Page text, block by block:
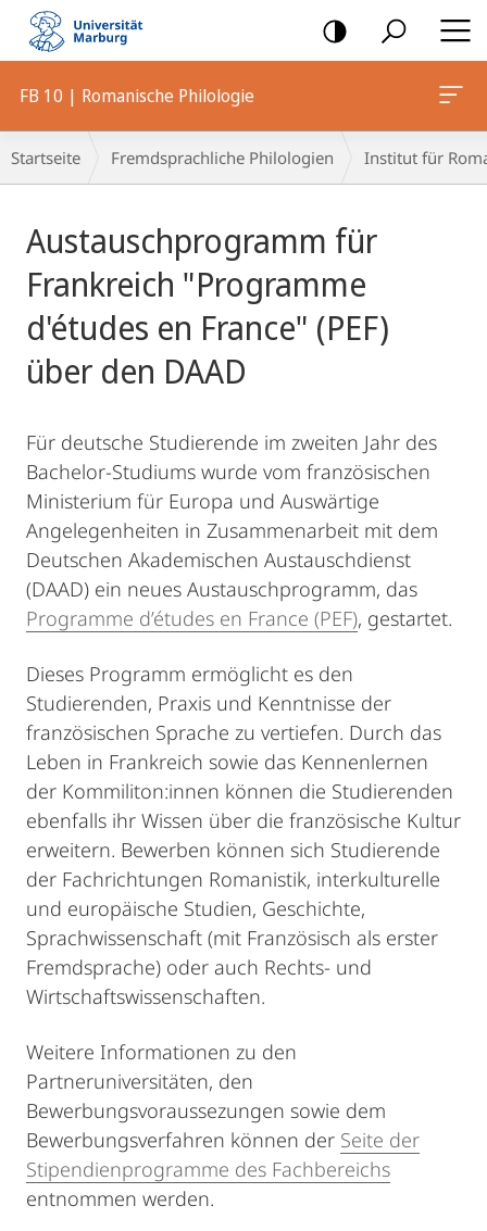
Mobile-
Navigation
FB 10 | Romanische Philologie
Breadcrumb-
Navigation
Startseite Fremdsprachliche Philologien Institut für
Austauschprogramm für
Frankreich "Programme
d'études en France" (PEF)
über den DAAD
Für deutsche Studierende im zweiten Jahr des
Bachelor-Studiums wurde vom französischen
Ministerium für Europa und Auswärtige
Angelegenheiten in Zusammenarbeit mit dem
Deutschen Akademischen Austauschdienst
(DAAD) ein neues Austauschprogramm, das
Programme d’études en France (PEF), gestartet.
Dieses Programm ermöglicht es den
Studierenden, Praxis und Kenntnisse der
französischen Sprache zu vertiefen. Durch das
Leben in Frankreich sowie das Kennenlernen
der Kommiliton:innen können die Studierenden
ebenfalls ihr Wissen über die französische Kultur
erweitern. Bewerben können sich Studierende
der Fachrichtungen Romanistik, interkulturelle
und europäische Studien, Geschichte,
Sprachwissenschaft (mit Französisch als erster
Fremdsprache) oder auch Rechts- und
Wirtschaftswissenschaften.
Weitere Informationen zu den
Partneruniversitäten, den
Bewerbungsvoraussezungen sowie dem
Bewerbungsverfahren können der Seite der
Stipendienprogramme des Fachbereichs
entnommen werden.